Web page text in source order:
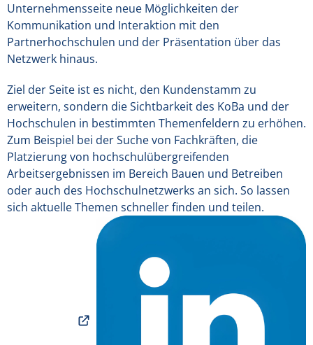
Unternehmensseite neue Möglichkeiten der
Kommunikation und Interaktion mit den
Partnerhochschulen und der Präsentation über das
Netzwerk hinaus.
Ziel der Seite ist es nicht, den Kundenstamm zu
erweitern, sondern die Sichtbarkeit des KoBa und der
Hochschulen in bestimmten Themenfeldern zu erhöhen.
Zum Beispiel bei der Suche von Fachkräften, die
Platzierung von hochschulübergreifenden
Arbeitsergebnissen im Bereich Bauen und Betreiben
oder auch des Hochschulnetzwerks an sich. So lassen
sich aktuelle Themen schneller finden und teilen.